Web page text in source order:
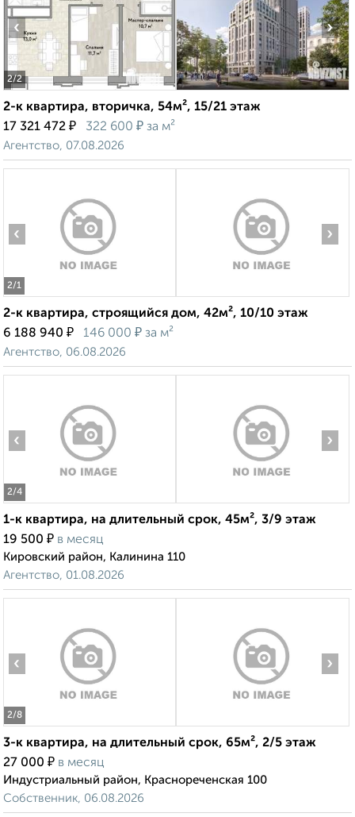
2/2
‹ ›
2-к квартира, вторичка, 54м², 15/21 этаж
17 321 472 ₽ 322 600 ₽ за м²
Агентство, 07.08.2026
2/1
‹ ›
2-к квартира, строящийся дом, 42м², 10/10 этаж
6 188 940 ₽ 146 000 ₽ за м²
Агентство, 06.08.2026
2/4
‹ ›
1-к квартира, на длительный срок, 45м², 3/9 этаж
19 500 ₽ в месяц
Кировский район, Калинина 110
Агентство, 01.08.2026
2/8
‹ ›
3-к квартира, на длительный срок, 65м², 2/5 этаж
27 000 ₽ в месяц
Индустриальный район, Краснореченская 100
Собственник, 06.08.2026